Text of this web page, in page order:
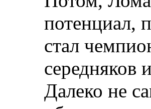
потенциал,
стал
середняков
Далеко не